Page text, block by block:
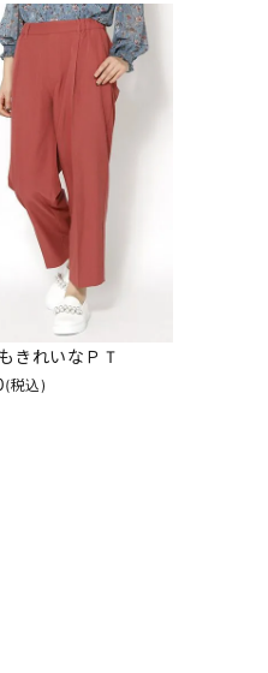
きれいなＰＴ
(税込)